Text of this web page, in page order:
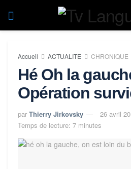
Accueil ACTUALITE CHRONIQUE
Hé Oh la
Opération
par Thierry Jirkovsky
26 avril
Temps de lecture: 7 minutes